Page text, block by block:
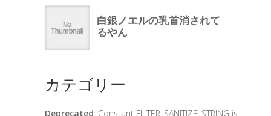
カテゴリー
Deprecated: Constant FILTER_SANITIZE_STRING is